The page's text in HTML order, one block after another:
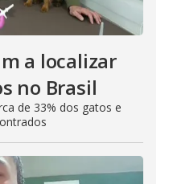
a localizar
no Brasil
de 33% dos gatos e